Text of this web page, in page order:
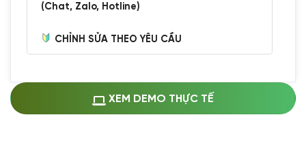
(Chat, Zalo, Hotline)
CHỈNH SỬA THEO YÊU CẦU
Thay logo + thông tin doanh nghiệp
(+100.000 VND)
XEM DEMO THỰC TẾ